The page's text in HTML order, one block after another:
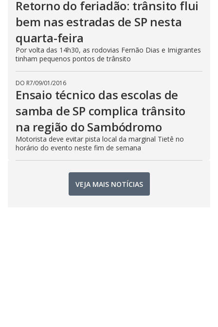
Retorno do feriadão: trânsito flui
bem nas estradas de SP nesta
quarta-feira
Por volta das 14h30, as rodovias Fernão Dias e Imigrantes
tinham pequenos pontos de trânsito
DO R7/09/01/2016
Ensaio técnico das escolas de
samba de SP complica trânsito
na região do Sambódromo
Motorista deve evitar pista local da marginal Tietê no
horário do evento neste fim de semana
VEJA MAIS NOTÍCIAS